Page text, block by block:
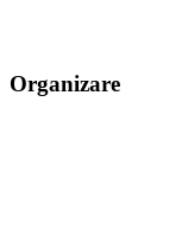
Organizare